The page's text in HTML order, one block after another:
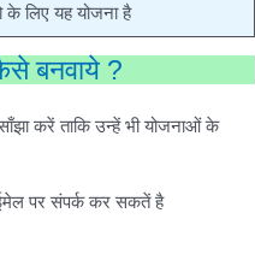
के लिए यह योजना है
बनवाये ?
करें ताकि उन्हें भी योजनाओं के
पर संपर्क कर सकतें है